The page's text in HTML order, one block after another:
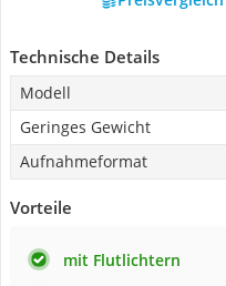
Technische Details
Modell
Geringes Gewicht
Aufnahmeformat
Vorteile
mit Flutlichtern